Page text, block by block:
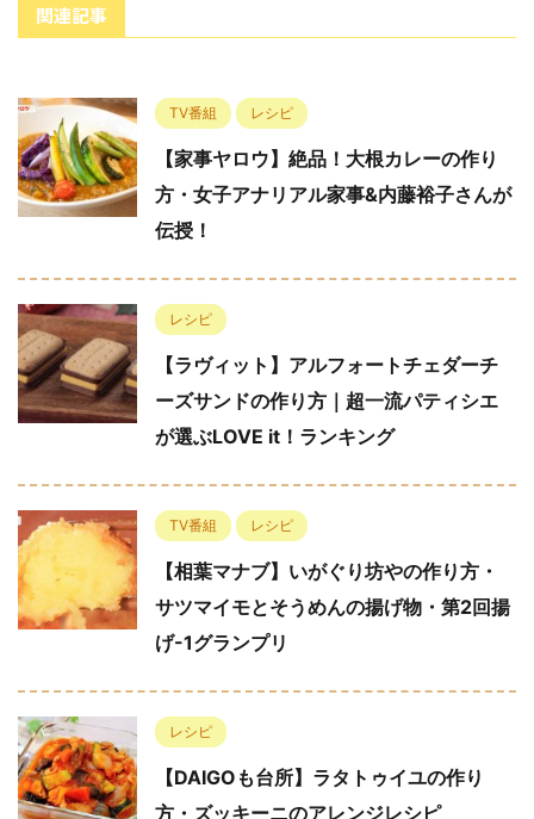
関連記事
TV番組 レシピ
【家事ヤロウ】絶品！大根カレーの作り
方・女子アナリアル家事&内藤裕子さんが
伝授！
レシピ
【ラヴィット】アルフォートチェダーチ
ーズサンドの作り方｜超一流パティシエ
が選ぶLOVE it！ランキング
TV番組 レシピ
【相葉マナブ】いがぐり坊やの作り方・
サツマイモとそうめんの揚げ物・第2回揚
げ-1グランプリ
レシピ
【DAIGOも台所】ラタトゥイユの作り
方・ズッキーニのアレンジレシピ